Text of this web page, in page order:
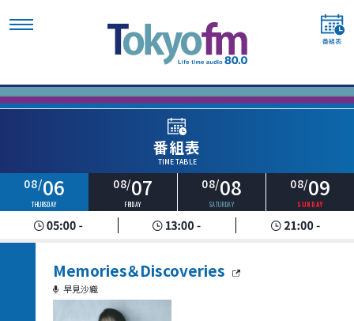
番組表
TIME TABLE
08/06
THURSDAY
08/07
FRIDAY
08/08
SATURDAY
08/09
SUNDAY
Memories＆Discoveries
早見沙織